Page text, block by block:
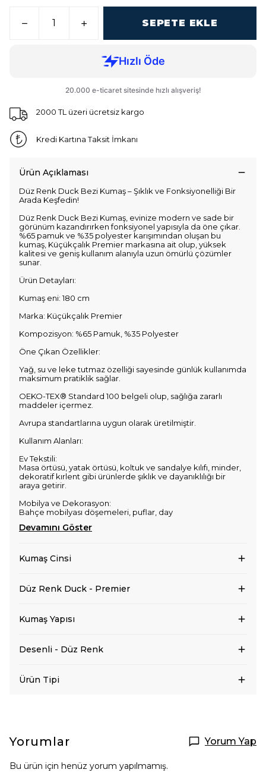
SEPETE EKLE
2000 TL üzeri ücretsiz kargo
Kredi Kartına Taksit İmkanı
Ürün Açıklaması
Düz Renk Duck Bezi Kumaş – Şıklık ve Fonksiyonelliği Bir
Arada Keşfedin!
Düz Renk Duck Bezi Kumaş, evinize modern ve sade bir
görünüm kazandırırken fonksiyonel yapısıyla da öne çıkar.
%65 pamuk ve %35 polyester karışımından oluşan bu
kumaş, Küçükçalık Premier markasına ait olup, yüksek
kalitesi ve geniş kullanım alanıyla uzun ömürlü çözümler
sunar.
Ürün Detayları:
Kumaş eni: 180 cm
Marka: Küçükçalık Premier
Kompozisyon: %65 Pamuk, %35 Polyester
Öne Çıkan Özellikler:
Yağ, su ve leke tutmaz özelliği sayesinde günlük kullanımda
maksimum pratiklik sağlar.
OEKO-TEX® Standard 100 belgeli olup, sağlığa zararlı
maddeler içermez.
Avrupa standartlarına uygun olarak üretilmiştir.
Kullanım Alanları:
Ev Tekstili:
Masa örtüsü, yatak örtüsü, koltuk ve sandalye kılıfı, minder,
dekoratif kırlent gibi ürünlerde şıklık ve dayanıklılığı bir
araya getirir.
Mobilya ve Dekorasyon:
Bahçe mobilyası döşemeleri, puflar, day
Devamını Göster
Kumaş Cinsi
Düz Renk Duck - Premier
Kumaş Yapısı
Desenli - Düz Renk
Ürün Tipi
Yorumlar Yorum Yap
Bu ürün için henüz yorum yapılmamış.